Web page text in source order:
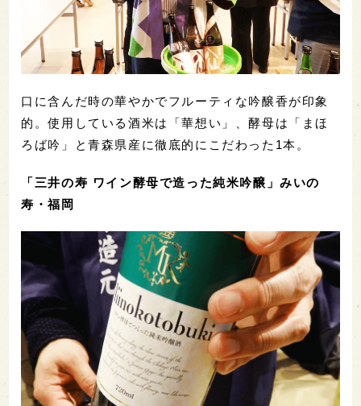
口に含んだ時の華やかでフルーティな吟醸香が印象
的。使用している酒米は「華想い」、酵母は「まほ
ろば吟」と青森県産に徹底的にこだわった1本。
「三井の寿 ワイン酵母で造った純米吟醸」みいの
寿・福岡